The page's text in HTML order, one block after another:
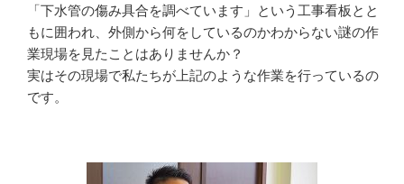
「下水管の傷み具合を調べています」という工事看板とと
もに囲われ、外側から何をしているのかわからない謎の作
業現場を見たことはありませんか？
実はその現場で私たちが上記のような作業を行っているの
です。